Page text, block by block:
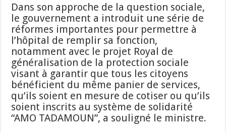
Dans son approche de la question sociale,
le gouvernement a introduit une série de
réformes importantes pour permettre à
l’hôpital de remplir sa fonction,
notamment avec le projet Royal de
généralisation de la protection sociale
visant à garantir que tous les citoyens
bénéficient du même panier de services,
qu’ils soient en mesure de cotiser ou qu’ils
soient inscrits au système de solidarité
“AMO TADAMOUN”, a souligné le ministre.